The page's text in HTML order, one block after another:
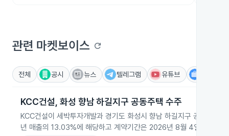
관련 마켓보이스 refresh
전체 공시 뉴스 텔레그램 유튜브
KCC건설, 화성 향남 하길지구 공동주택 수주
KCC건설이 세박투자개발과 경기도 화성시 향남 하길지구 공동주택
년 매출의 13.03%에 해당하고 계약기간은 2026년 8월 4일부터